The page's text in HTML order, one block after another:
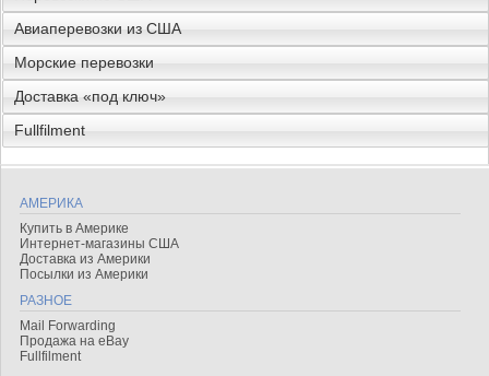
Авиаперевозки из США
Морские перевозки
Доставка «под ключ»
Fullfilment
АМЕРИКА
Купить в Америке
Интернет-магазины США
Доставка из Америки
Посылки из Америки
РАЗНОЕ
Mail Forwarding
Продажа на eBay
Fullfilment